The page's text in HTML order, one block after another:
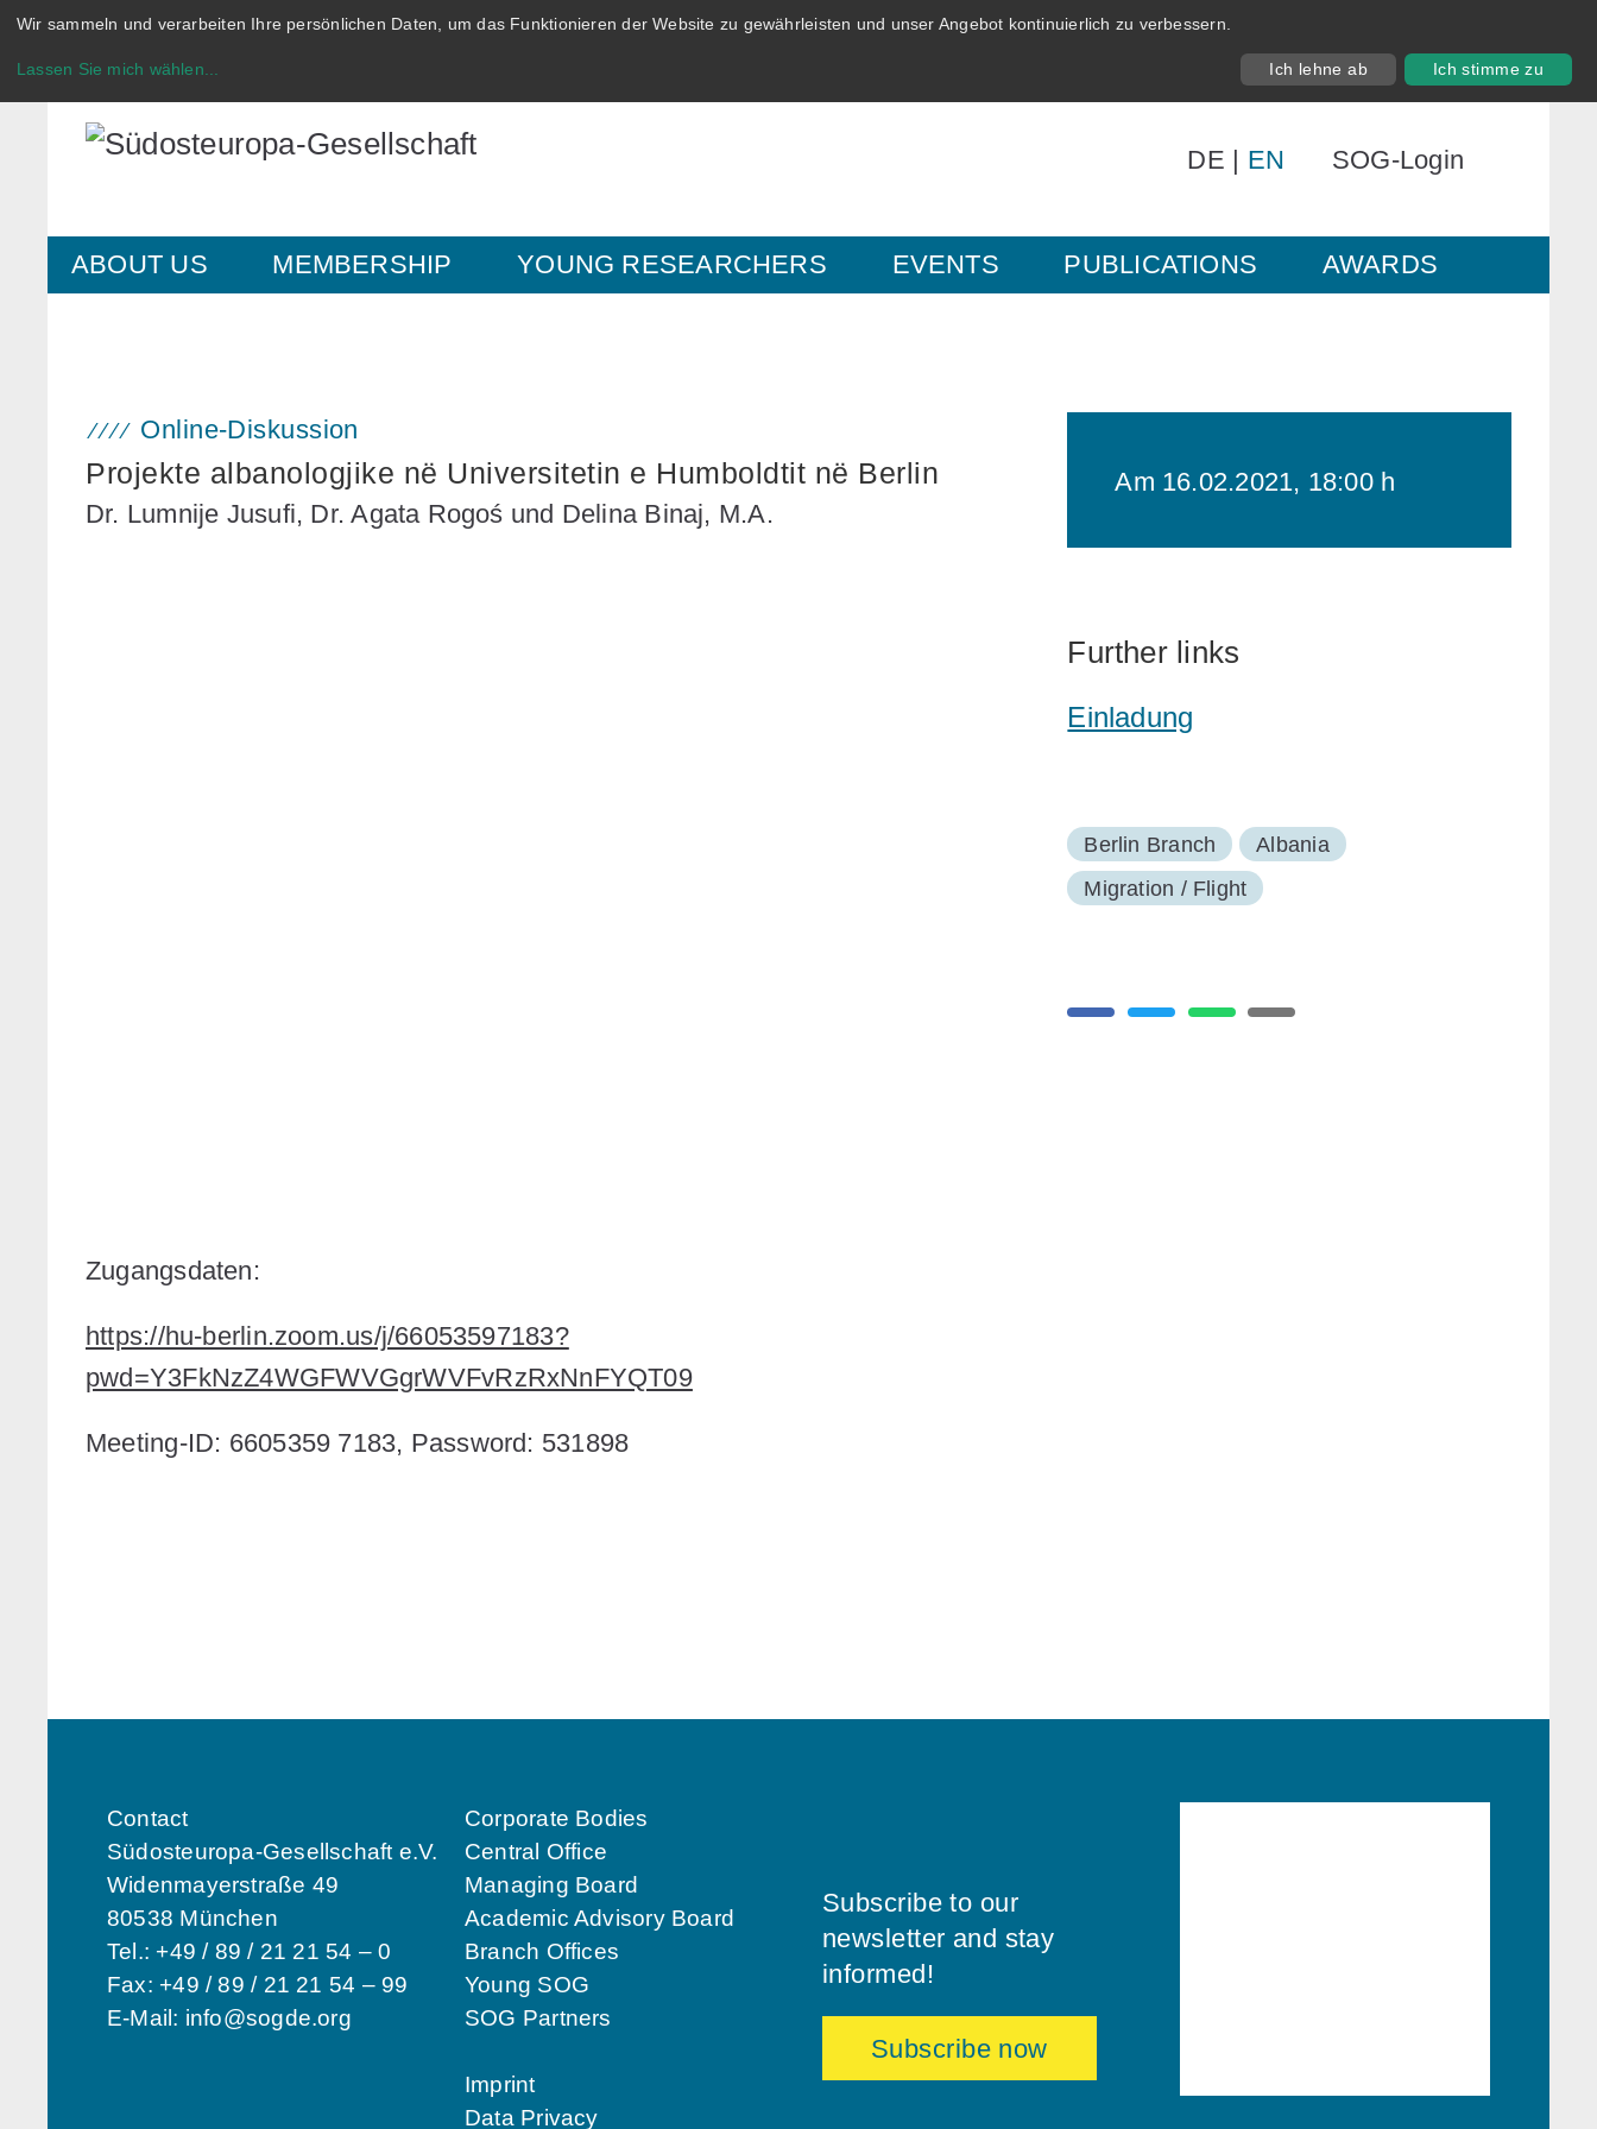
Wir sammeln und verarbeiten Ihre persönlichen Daten, um das Funktionieren der Website zu gewährleisten und unser Angebot kontinuierlich zu verbessern.
Lassen Sie mich wählen... Ich lehne ab Ich stimme zu
DE | EN SOG-Login
ABOUT US MEMBERSHIP YOUNG RESEARCHERS EVENTS PUBLICATIONS AWARDS
Online-Diskussion
Projekte albanologjike në Universitetin e Humboldtit në Berlin
Dr. Lumnije Jusufi, Dr. Agata Rogoś und Delina Binaj, M.A.
Zugangsdaten:
https://hu-berlin.zoom.us/j/66053597183?
pwd=Y3FkNzZ4WGFWVGgrWVFvRzRxNnFYQT09
Meeting-ID: 6605359 7183, Password: 531898
Am 16.02.2021, 18:00 h
Further links
Einladung
Berlin Branch
Albania
Migration / Flight
Contact
Südosteuropa-Gesellschaft e.V.
Widenmayerstraße 49
80538 München
Tel.: +49 / 89 / 21 21 54 – 0
Fax: +49 / 89 / 21 21 54 – 99
E-Mail: info@sogde.org
Corporate Bodies
Central Office
Managing Board
Academic Advisory Board
Branch Offices
Young SOG
SOG Partners
Imprint
Data Privacy
Subscribe to our
newsletter and stay
informed!
Subscribe now